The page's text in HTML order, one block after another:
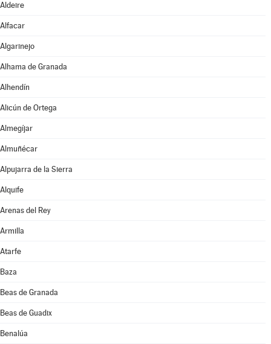
Aldeire
Alfacar
Algarinejo
Alhama de Granada
Alhendín
Alicún de Ortega
Almegíjar
Almuñécar
Alpujarra de la Sierra
Alquife
Arenas del Rey
Armilla
Atarfe
Baza
Beas de Granada
Beas de Guadix
Benalúa